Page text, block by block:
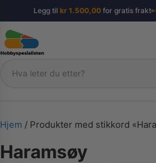
Legg til kr1.500,00for gratis frakt
Søk
Hjem / Produkter med stikkord
Haramsøy